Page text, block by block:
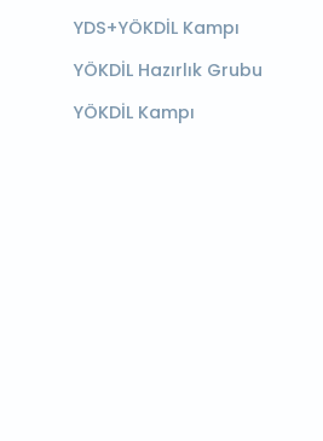
YDS+YÖKDİL Kampı
YÖKDİL Hazırlık Grubu
YÖKDİL Kampı